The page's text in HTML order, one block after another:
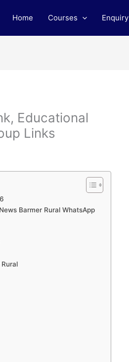
Home Courses Enquiry
Educational
Links
Barmer Rural WhatsApp